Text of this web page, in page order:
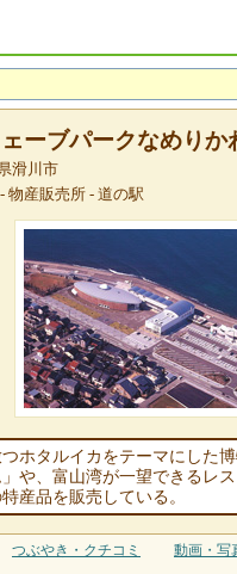
ーブパークなめりか
滑川市
物産販売所 - 道の駅
ホタルイカをテーマにした
や、富山湾が一望できるレ
産品を販売している。
つぶやき・クチコミ 動画・写